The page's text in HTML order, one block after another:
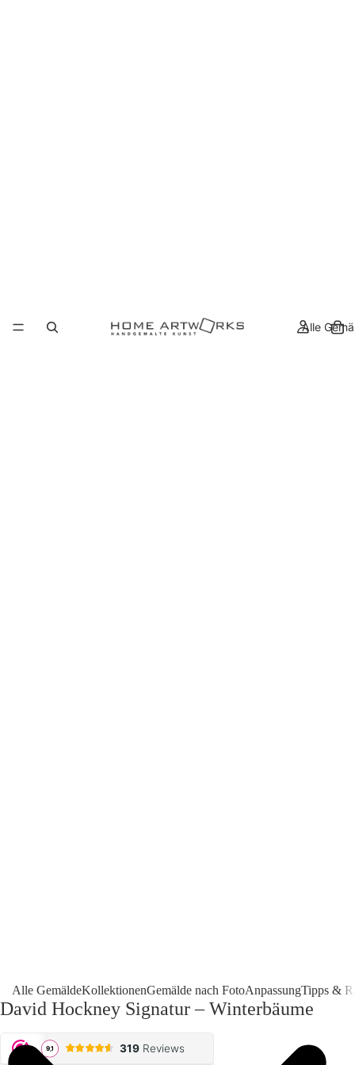
Alle
Alle GemäldeKollektionenGemälde nach FotoAnpassungTipps &
David Hockney Signatur – Winterbäume